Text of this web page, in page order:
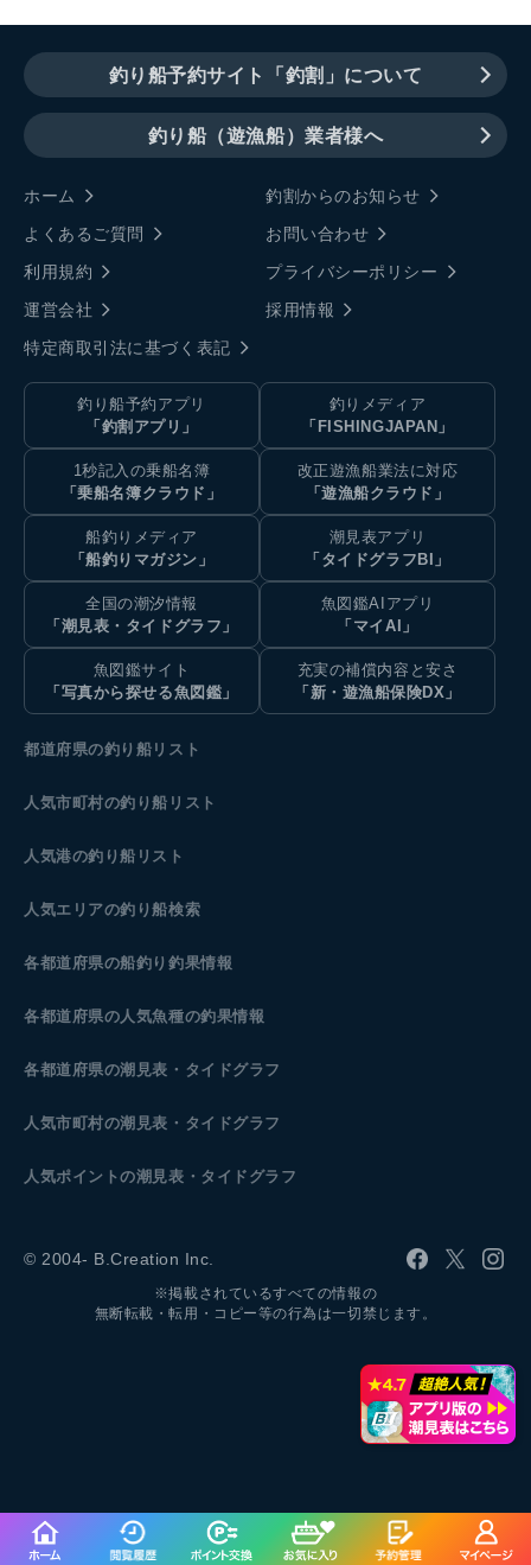
釣り船予約サイト「釣割」について
釣り船（遊漁船）業者様へ
ホーム
釣割からのお知らせ
よくあるご質問
お問い合わせ
利用規約
プライバシーポリシー
運営会社
採用情報
特定商取引法に基づく表記
釣り船予約アプリ
「釣割アプリ」
釣りメディア
「FISHINGJAPAN」
1秒記入の乗船名簿
「乗船名簿クラウド」
改正遊漁船業法に対応
「遊漁船クラウド」
船釣りメディア
「船釣りマガジン」
潮見表アプリ
「タイドグラフBI」
全国の潮汐情報
「潮見表・タイドグラフ」
魚図鑑AIアプリ
「マイAI」
魚図鑑サイト
「写真から探せる魚図鑑」
充実の補償内容と安さ
「新・遊漁船保険DX」
都道府県の釣り船リスト
人気市町村の釣り船リスト
人気港の釣り船リスト
人気エリアの釣り船検索
各都道府県の船釣り釣果情報
各都道府県の人気魚種の釣果情報
各都道府県の潮見表 ・タイドグラフ
人気市町村の潮見表・タイドグラフ
人気ポイントの潮見表・タイドグラフ
© 2004- B.Creation Inc.
※掲載されているすべての情報の
無断転載・転用・コピー等の行為は一切禁じます。